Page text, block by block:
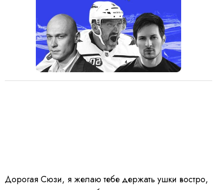
Дорогая Сюзи, я желаю тебе держать ушки востро,